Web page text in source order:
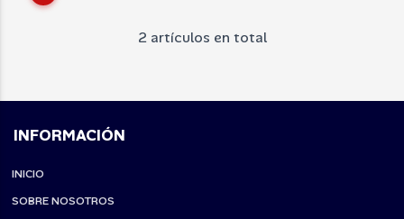
2 artículos en total
INFORMACIÓN
INICIO
SOBRE NOSOTROS